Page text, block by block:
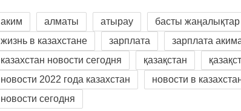
аким алматы атырау басты жаңалықтар
жизнь в казахстане
зарплата зарплата
казахстан новости сегодня
қазақстан
новости 2022 года казахстан
новости в
новости сегодня